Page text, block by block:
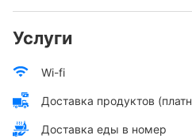
Услуги
Wi-fi
Доставка продуктов
Доставка еды в номер